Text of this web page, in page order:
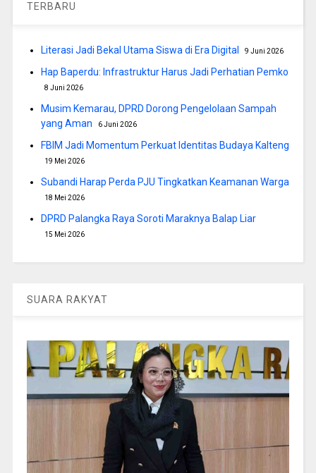
TERBARU
Literasi Jadi Bekal Utama Siswa di Era Digital 9 Juni 2026
Hap Baperdu: Infrastruktur Harus Jadi Perhatian Pemko
8 Juni 2026
Musim Kemarau, DPRD Dorong Pengelolaan Sampah
yang Aman
6 Juni 2026
FBIM Jadi Momentum Perkuat Identitas Budaya Kalteng
19 Mei 2026
Subandi Harap Perda PJU Tingkatkan Keamanan Warga
18 Mei 2026
DPRD Palangka Raya Soroti Maraknya Balap Liar
15 Mei 2026
SUARA RAKYAT